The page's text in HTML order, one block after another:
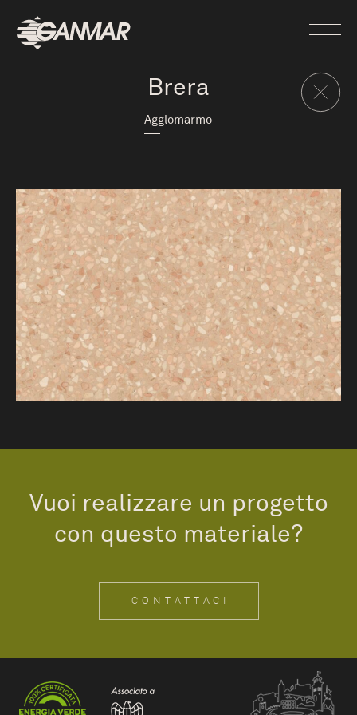
Brera
Agglomarmo
Vuoi realizzare un progetto
con questo materiale?
CONTATTACI